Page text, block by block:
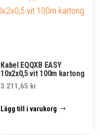
Kabel EQQXB EASY
10x2x0,5 vit 100m kartong
3.211,65 kr
Lägg till i varukorg